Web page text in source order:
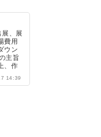
、展
費用
ウン
主旨
、作
14:39